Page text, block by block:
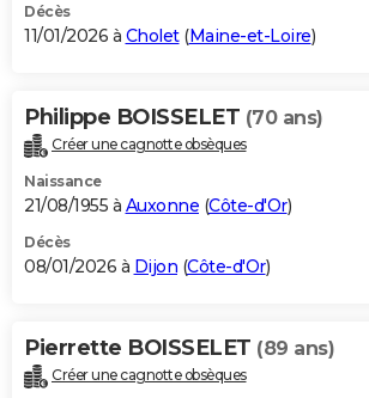
S'inscrire
Se connecter
Lycées
Collèges
Primaires
Universités
Entreprises
Service militaire
Avis de recherche
AVIS DE DÉCÈS
Bricolage
Lifestyle
Culture
Sport
Auto
Television
Voyage
Cinema
Décès
11/01/2026 à Cholet(Maine-et-Loire)
Philippe BOISSELET (70 ans)
Créer une cagnotte obsèques
Naissance
21/08/1955 à Auxonne (Côte-d'Or)
Décès
08/01/2026 à Dijon (Côte-d'Or)
Pierrette BOISSELET (89 ans)
Créer une cagnotte obsèques